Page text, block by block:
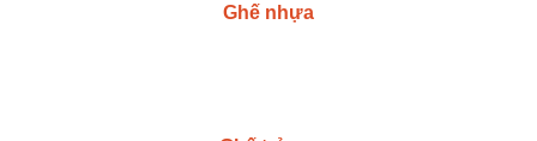
Ghế nhựa